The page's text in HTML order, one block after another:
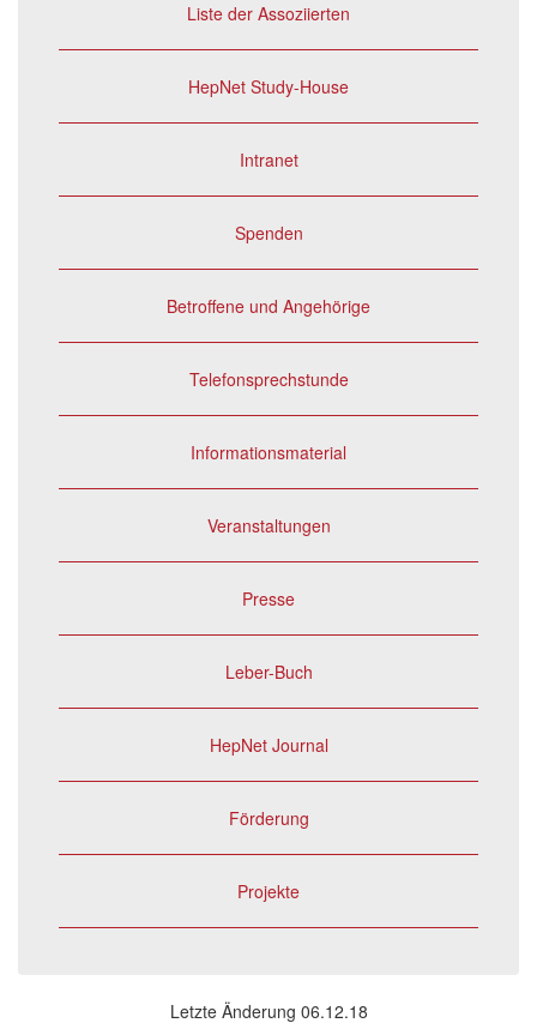
Liste der Assoziierten
HepNet Study-House
Intranet
Spenden
Betroffene und Angehörige
Telefonsprechstunde
Informationsmaterial
Veranstaltungen
Presse
Leber-Buch
HepNet Journal
Förderung
Projekte
Letzte Änderung 06.12.18